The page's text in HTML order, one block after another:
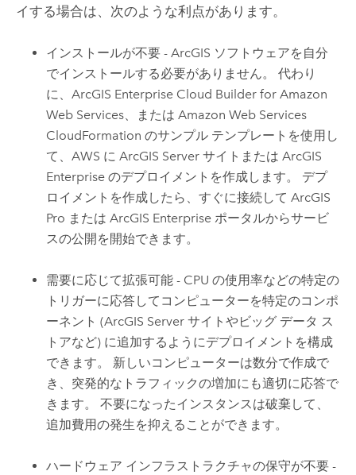
イする場合は、次のような利点があります。
インストールが不要 - ArcGIS ソフトウェアを自分
でインストールする必要がありません。 代わり
に、ArcGIS Enterprise Cloud Builder for Amazon
Web Services 、またはAmazon Web Services
CloudFormation のサンプル テンプレートを使用し
て、AWS にArcGIS Server サイトまたはArcGIS
Enterprise のデプロイメントを作成します。 デプ
ロイメントを作成したら、すぐに接続してArcGIS
Pro またはArcGIS Enterprise ポータルからサービ
スの公開を開始できます。
需要に応じて拡張可能 - CPU の使用率などの特定の
トリガーに応答してコンピューターを特定のコンポ
ーネント (ArcGIS Server サイトやビッグ データ ス
トアなど) に追加するようにデプロイメントを構成
できます。 新しいコンピューターは数分で作成で
き、突発的なトラフィックの増加にも適切に応答で
きます。 不要になったインスタンスは破棄して、
追加費用の発生を抑えることができます。
ハードウェア インフラストラクチャの保守が不要 -